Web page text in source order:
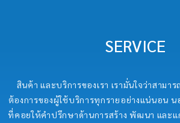
SERVICE
สินค้า และบริการของเรา เรามั่นใจว่าสาม
ต้องการของผู้ใช้บริการทุกรายอย่างแน่นอน น
ที่คอยให้คำปรึกษาด้านการสร้าง พัฒนา และ